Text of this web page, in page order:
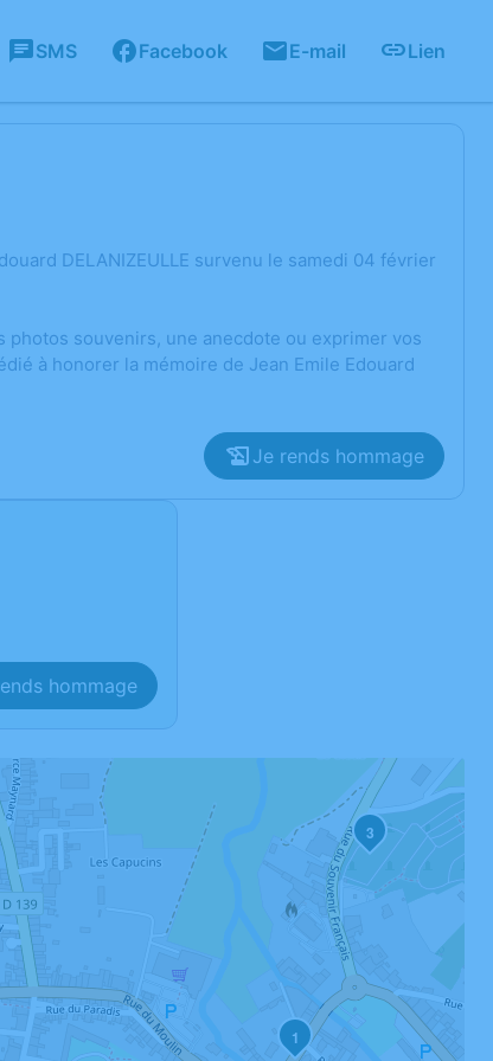
SMS Facebook E-mail Lien
DELANIZEULLE survenu le samedi 04 février
souvenirs, une anecdote ou exprimer vos
à honorer la mémoire de Jean Emile Edouard
Je rends hommage
hommage
1
3